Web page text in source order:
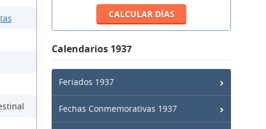
Calendarios 1937
Feriados 1937
Fechas Conmemorativas 1937